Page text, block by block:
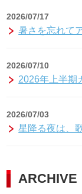
2026/07/17
暑さを忘れて
2026/07/10
2026年上半期
2026/07/03
星降る夜は、
ARCHIVE